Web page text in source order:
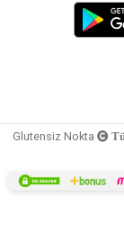
Glutensiz Nokta